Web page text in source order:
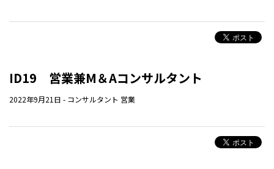
ID19 営業兼M＆Aコンサルタント
2022年9月21日 - コンサルタント 営業